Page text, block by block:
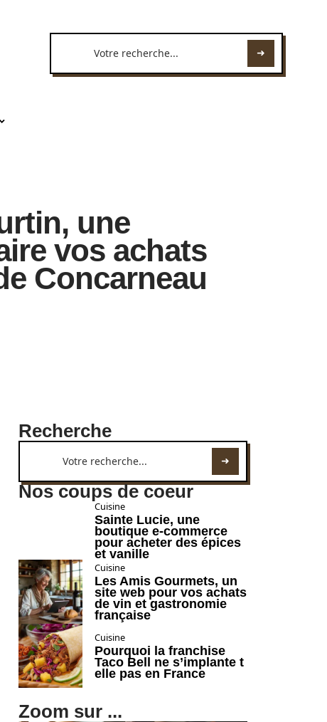
une
vos achats
Concarneau
Recherche
Nos coups de coeur
Cuisine
Sainte Lucie, une
boutique e-commerce
pour acheter des épices
et vanille
Cuisine
Les Amis Gourmets, un
site web pour vos achats
de vin et gastronomie
française
Cuisine
Pourquoi la franchise
Taco Bell ne s’implante t
elle pas en France
Zoom sur ...